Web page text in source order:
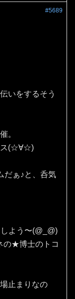
#5689
いをするそう
。
ス(⁠☆⁠∀☆⁠)
だぁ♪と、呑気
よう〜(⁠@⁠_⁠@⁠)
の★博士のトコ
止まりなの